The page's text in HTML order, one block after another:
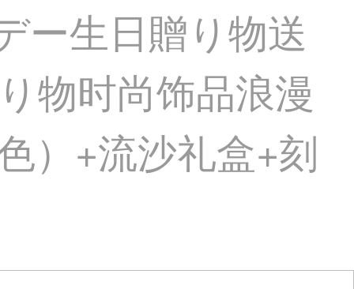
ー生日贈り物送
物时尚饰品浪漫
）+流沙礼盒+刻